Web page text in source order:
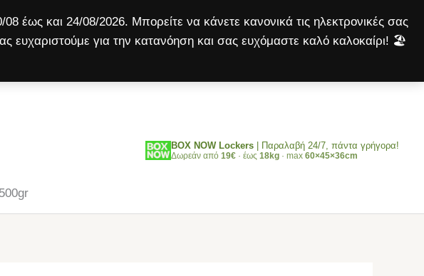
έως και 24/08/2026. Μπορείτε να κάνετε κανονικά τις ηλεκτρονικές σας
ευχαριστούμε για την κατανόηση και σας ευχόμαστε καλό καλοκαίρι! 🏖️
BOX NOW Lockers | Παραλαβή 24/7, πάντα γρήγορα!
Δωρεάν από 19€ · έως 18kg · max 60×45×36cm
500gr
ποσότητα